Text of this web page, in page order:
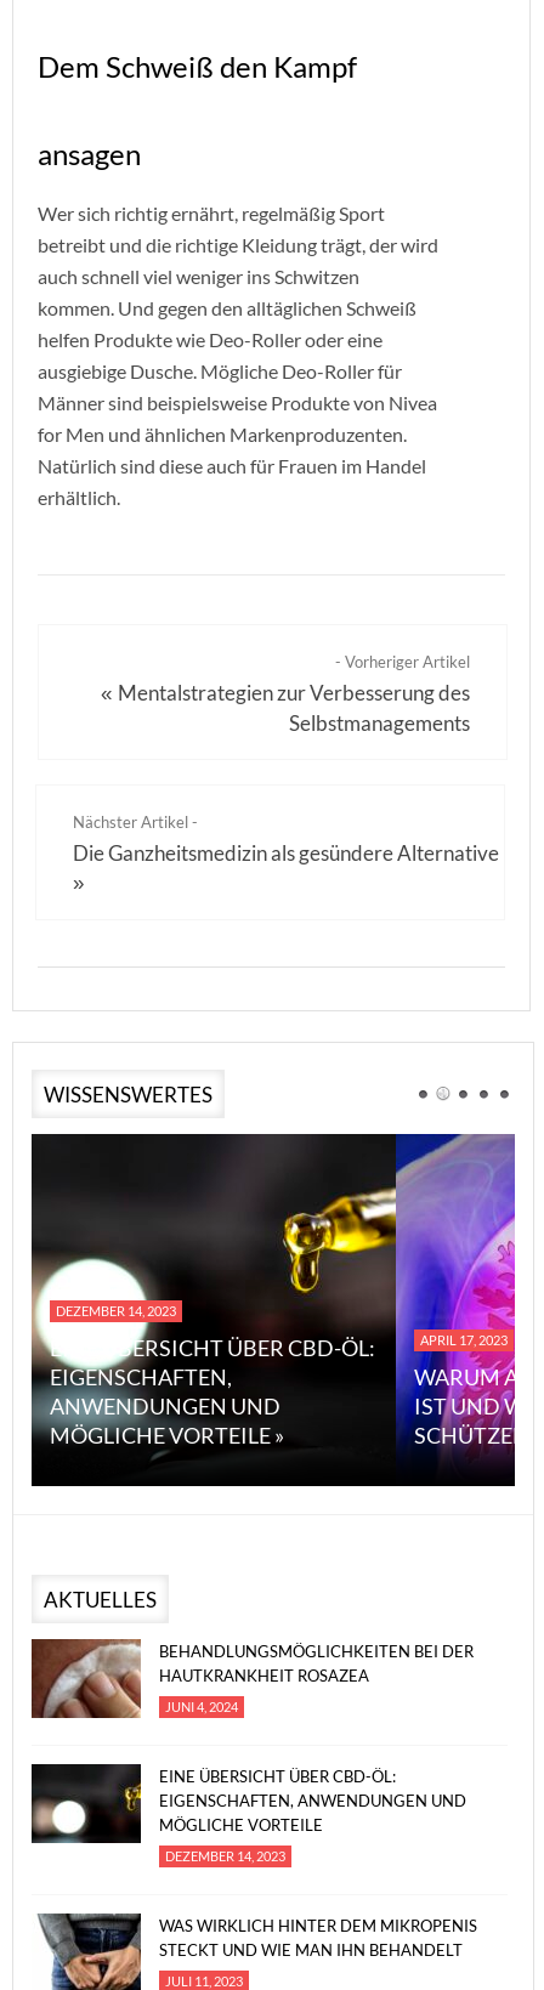
Dem Schweiß den Kampf
ansagen
Wer sich richtig ernährt, regelmäßig Sport
betreibt und die richtige Kleidung trägt, der wird
auch schnell viel weniger ins Schwitzen
kommen. Und gegen den alltäglichen Schweiß
helfen Produkte wie Deo-Roller oder eine
ausgiebige Dusche. Mögliche Deo-Roller für
Männer sind beispielsweise Produkte von Nivea
for Men und ähnlichen Markenproduzenten.
Natürlich sind diese auch für Frauen im Handel
erhältlich.
- Vorheriger Artikel
« Mentalstrategien zur Verbesserung des
Selbstmanagements
Nächster Artikel -
Die Ganzheitsmedizin als gesündere Alternative
»
WISSENSWERTES
DEZEMBER 14, 2023
EINE ÜBERSICHT ÜBER CBD-ÖL:
EIGENSCHAFTEN,
ANWENDUNGEN UND
MÖGLICHE VORTEILE »
APRIL 17, 2023
WARUM
IST UND
SCHÜTZEN
AKTUELLES
BEHANDLUNGSMÖGLICHKEITEN BEI DER
HAUTKRANKHEIT ROSAZEA
JUNI 4, 2024
EINE ÜBERSICHT ÜBER CBD-ÖL:
EIGENSCHAFTEN, ANWENDUNGEN UND
MÖGLICHE VORTEILE
DEZEMBER 14, 2023
WAS WIRKLICH HINTER DEM MIKROPENIS
STECKT UND WIE MAN IHN BEHANDELT
JULI 11, 2023